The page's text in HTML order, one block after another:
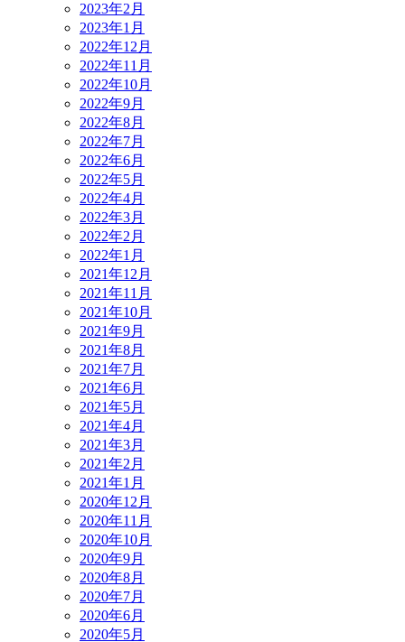
2023年2月
2023年1月
2022年12月
2022年11月
2022年10月
2022年9月
2022年8月
2022年7月
2022年6月
2022年5月
2022年4月
2022年3月
2022年2月
2022年1月
2021年12月
2021年11月
2021年10月
2021年9月
2021年8月
2021年7月
2021年6月
2021年5月
2021年4月
2021年3月
2021年2月
2021年1月
2020年12月
2020年11月
2020年10月
2020年9月
2020年8月
2020年7月
2020年6月
2020年5月